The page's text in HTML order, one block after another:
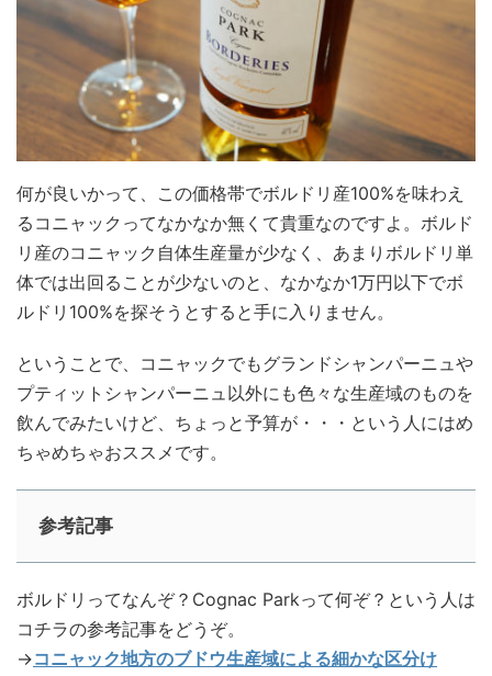
何が良いかって、この価格帯でボルドリ産100%を味わえ
るコニャックってなかなか無くて貴重なのですよ。ボルド
リ産のコニャック自体生産量が少なく、あまりボルドリ単
体では出回ることが少ないのと、なかなか1万円以下でボ
ルドリ100%を探そうとすると手に入りません。
ということで、コニャックでもグランドシャンパーニュや
プティットシャンパーニュ以外にも色々な生産域のものを
飲んでみたいけど、ちょっと予算が・・・という人にはめ
ちゃめちゃおススメです。
参考記事
ボルドリってなんぞ？Cognac Parkって何ぞ？という人は
コチラの参考記事をどうぞ。
→コニャック地方のブドウ生産域による細かな区分け